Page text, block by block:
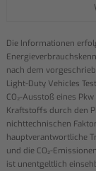
Die Informationen
nach dem
Light-Duty Vehicles
CO₂-Ausstoß eines
Kraftstoffs durch den
nichttechnischen
hauptverantwortliche
und die CO₂-
ist unentgeltlich